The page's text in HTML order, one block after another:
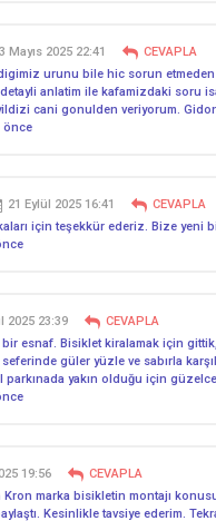
Mayıs 2025 22:41
CEVAPLA
urunu bile hic sorun
anlatim ile kafamizdaki soru
cani gonulden veriyorum.
önce
21 Eylül 2025 16:41
CEVAPLA
için teşekkür ederiz. Bize
2025 23:39
CEVAPLA
bir esnaf. Bisiklet kiralamak için
güler yüzle ve sabırla
parkınada yakın olduğu için
19:56
CEVAPLA
marka bisikletin montajı
Kesinlikle tavsiye ederim.